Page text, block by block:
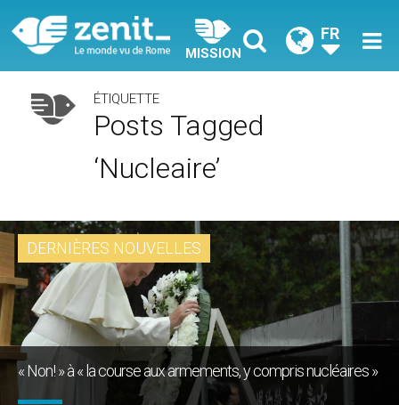
MISSION
FR
ÉTIQUETTE
Posts Tagged
‘nucleaire’
DERNIÈRES NOUVELLES
« Non! » à « la course aux armements, y compris nucléaires »